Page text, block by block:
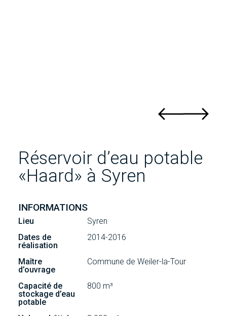
Réservoir d’eau potable
«Haard» à Syren
INFORMATIONS
Lieu
Syren
Dates de
réalisation
2014-2016
Maître
d’ouvrage
Commune de Weiler-la-Tour
Capacité de
stockage d’eau
potable
800 m³